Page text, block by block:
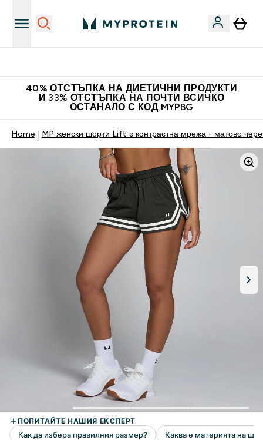
40% ОТСТЪПКА НА ДИЕТИЧНИ ПРОДУКТИ
И 33% ОТСТЪПКА НА ПОЧТИ ВСИЧКО
ОСТАНАЛО С КОД MYPBG
Home MP женски шорти Lift с контрастна мрежа - матово